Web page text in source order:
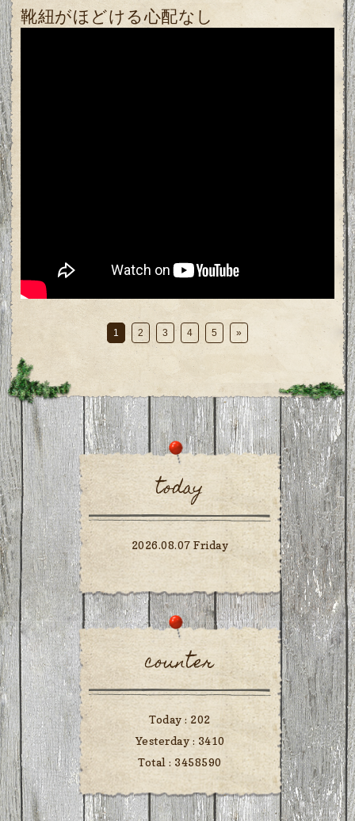
靴紐がほどける心配なし
1 2 3 4 5 »
today
2026.08.07 Friday
counter
Today : 202
Yesterday : 3410
Total : 3458590